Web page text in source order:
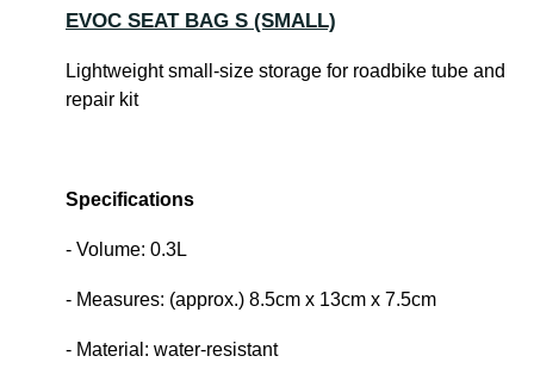
EVOC SEAT BAG S (SMALL)
Lightweight small-size storage for roadbike tube and
repair kit
Specifications
- Volume: 0.3L
- Measures: (approx.) 8.5cm x 13cm x 7.5cm
- Material: water-resistant